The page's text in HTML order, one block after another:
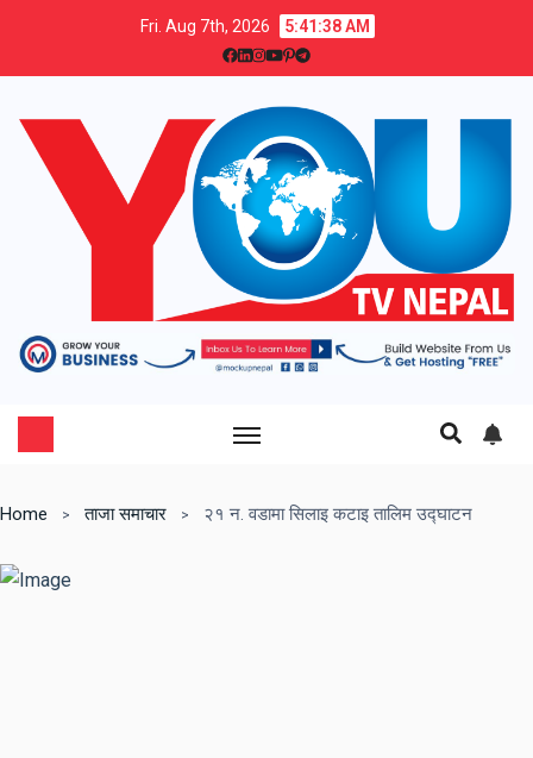
Fri. Aug 7th, 2026 5:41:39 AM
Home ताजा समाचार २१ न. वडामा सिलाइ कटाइ तालिम उद्घाटन